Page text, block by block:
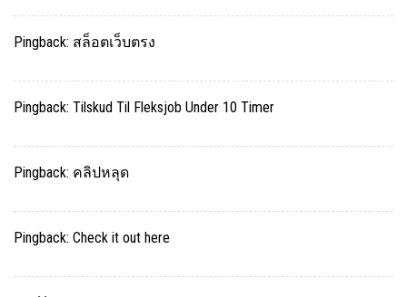
Pingback: สล็อตเว็บตรง
Pingback: Tilskud Til Fleksjob Under 10 Timer
Pingback: คลิปหลุด
Pingback: Check it out here